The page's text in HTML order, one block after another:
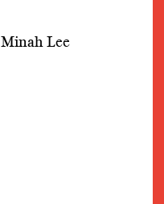
Minah Lee